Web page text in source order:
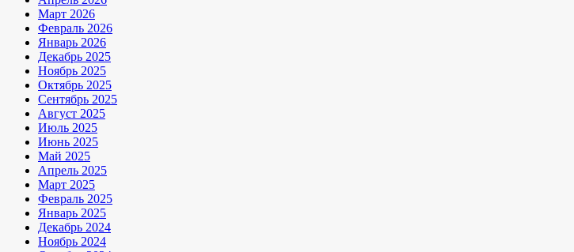
Март 2026
Февраль 2026
Январь 2026
Декабрь 2025
Ноябрь 2025
Октябрь 2025
Сентябрь 2025
Август 2025
Июль 2025
Июнь 2025
Май 2025
Апрель 2025
Март 2025
Февраль 2025
Январь 2025
Декабрь 2024
Ноябрь 2024